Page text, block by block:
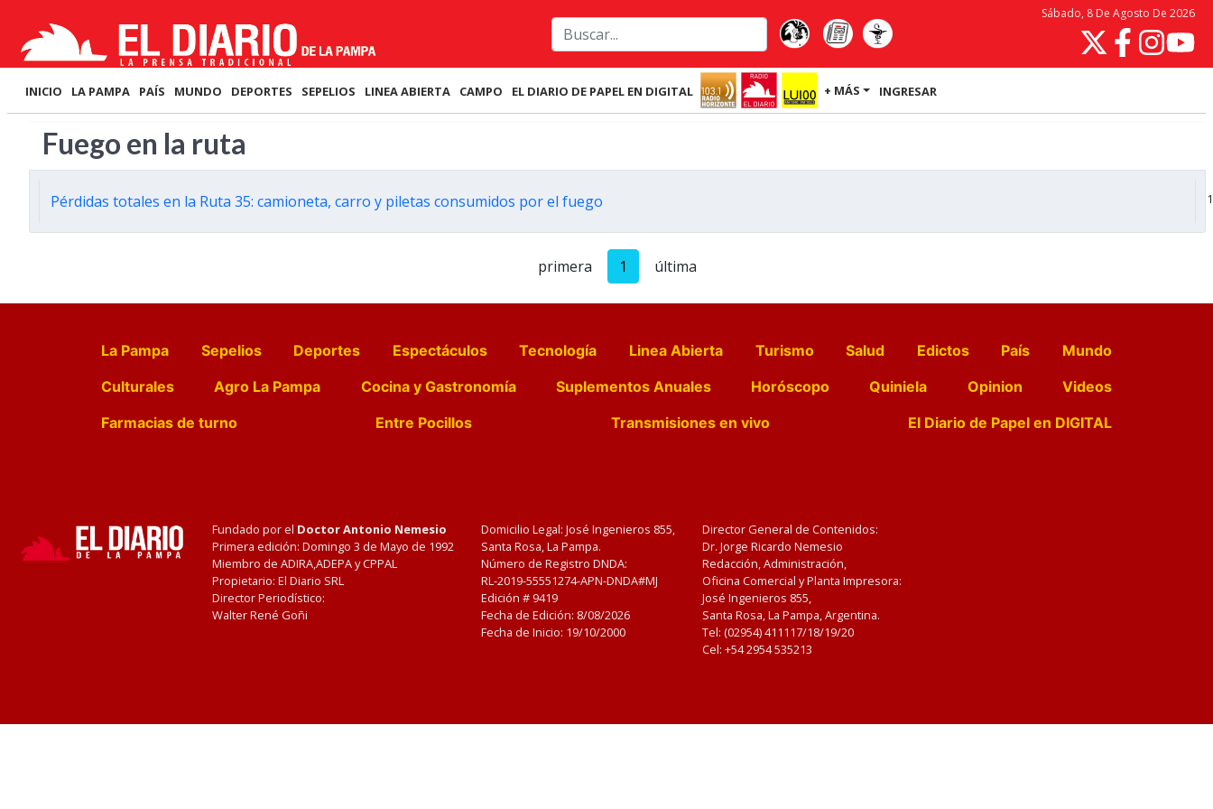
Sábado, 8 De Agosto De 2026
INICIO LA PAMPA PAÍS MUNDO DEPORTES SEPELIOS LINEA ABIERTA CAMPO EL DIARIO DE PAPEL EN DIGITAL + MÁS INGRESAR
Fuego en la ruta
Pérdidas totales en la Ruta 35: camioneta, carro y piletas consumidos por el fuego
primera 1 última
La Pampa Sepelios Deportes Espectáculos Tecnología Linea Abierta Turismo Salud Edictos País
Mundo
Culturales
Agro La Pampa Cocina y Gastronomía Suplementos Anuales Horóscopo Quiniela Opinion
Videos
Farmacias de turno
Entre Pocillos Transmisiones en vivo El Diario de Papel en DIGITAL
Fundado por el Doctor Antonio Nemesio
Primera edición: Domingo 3 de Mayo de 1992
Miembro de ADIRA,ADEPA y CPPAL
Propietario: El Diario SRL
Director Periodístico:
Walter René Goñi
Domicilio Legal: José Ingenieros 855,
Santa Rosa, La Pampa.
Número de Registro DNDA:
RL-2019-55551274-APN-DNDA#MJ
Edición # 9419
Fecha de Edición: 8/08/2026
Fecha de Inicio: 19/10/2000
Director General de Contenidos:
Dr. Jorge Ricardo Nemesio
Redacción, Administración,
Oficina Comercial y Planta Impresora:
José Ingenieros 855,
Santa Rosa, La Pampa, Argentina.
Tel: (02954) 411117/18/19/20
Cel: +54 2954 535213